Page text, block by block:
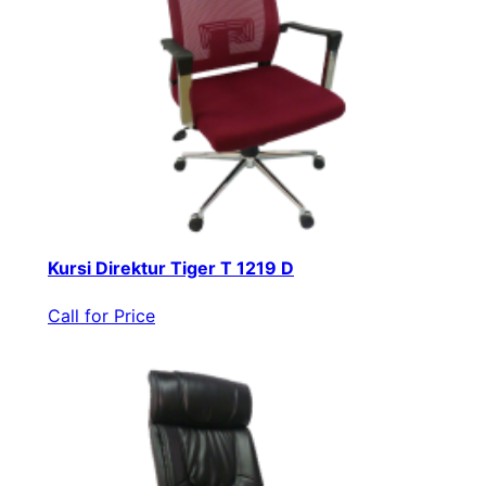
Kursi Direktur Tiger T 1219 D
Call for Price